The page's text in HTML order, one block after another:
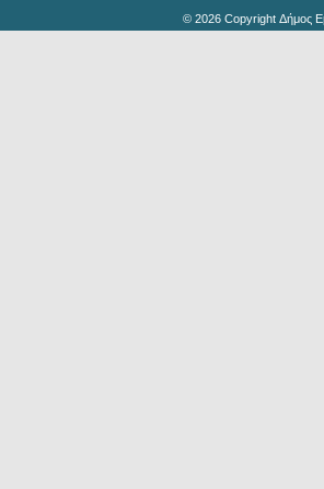
© 2026 Copyright Δήμος